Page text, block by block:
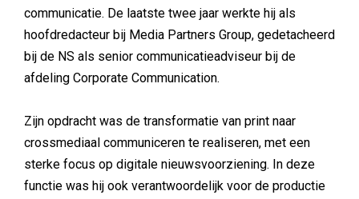
communicatie. De laatste twee jaar werkte hij als
hoofdredacteur bij Media Partners Group, gedetacheerd
bij de NS als senior communicatieadviseur bij de
afdeling Corporate Communication.
Zijn opdracht was de transformatie van print naar
crossmediaal communiceren te realiseren, met een
sterke focus op digitale nieuwsvoorziening. In deze
functie was hij ook verantwoordelijk voor de productie